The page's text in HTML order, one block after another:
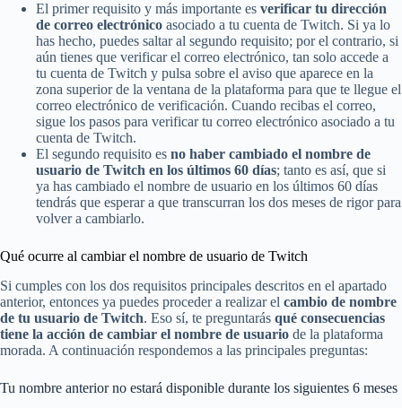
El primer requisito y más importante es verificar tu dirección
de correo electrónico asociado a tu cuenta de Twitch. Si ya lo
has hecho, puedes saltar al segundo requisito; por el contrario, si
aún tienes que verificar el correo electrónico, tan solo accede a
tu cuenta de Twitch y pulsa sobre el aviso que aparece en la
zona superior de la ventana de la plataforma para que te llegue el
correo electrónico de verificación. Cuando recibas el correo,
sigue los pasos para verificar tu correo electrónico asociado a tu
cuenta de Twitch.
El segundo requisito es no haber cambiado el nombre de
usuario de Twitch en los últimos 60 días; tanto es así, que si
ya has cambiado el nombre de usuario en los últimos 60 días
tendrás que esperar a que transcurran los dos meses de rigor para
volver a cambiarlo.
Qué ocurre al cambiar el nombre de usuario de Twitch
Si cumples con los dos requisitos principales descritos en el apartado
anterior, entonces ya puedes proceder a realizar el cambio de nombre
de tu usuario de Twitch. Eso sí, te preguntarás qué consecuencias
tiene la acción de cambiar el nombre de usuario de la plataforma
morada. A continuación respondemos a las principales preguntas:
Tu nombre anterior no estará disponible durante los siguientes 6 meses